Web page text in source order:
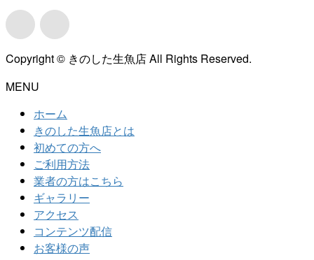
Copyright © きのした生魚店 All Rights Reserved.
MENU
ホーム
きのした生魚店とは
初めての方へ
ご利用方法
業者の方はこちら
ギャラリー
アクセス
コンテンツ配信
お客様の声